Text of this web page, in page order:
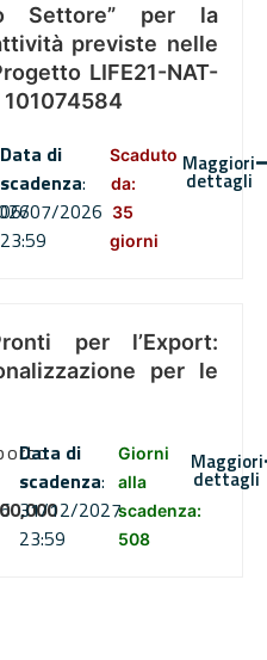
Settore” per la
previste nelle
LIFE21-NAT-
101074584
Data di
scadenza:
06/07/2026
23:59
Scaduto
da:
35
giorni
Maggiori
dettagli
per l’Export:
per le
Data di
scadenza:
31/12/2027
23:59
Giorni
alla
scadenza:
508
Maggiori
dettagli